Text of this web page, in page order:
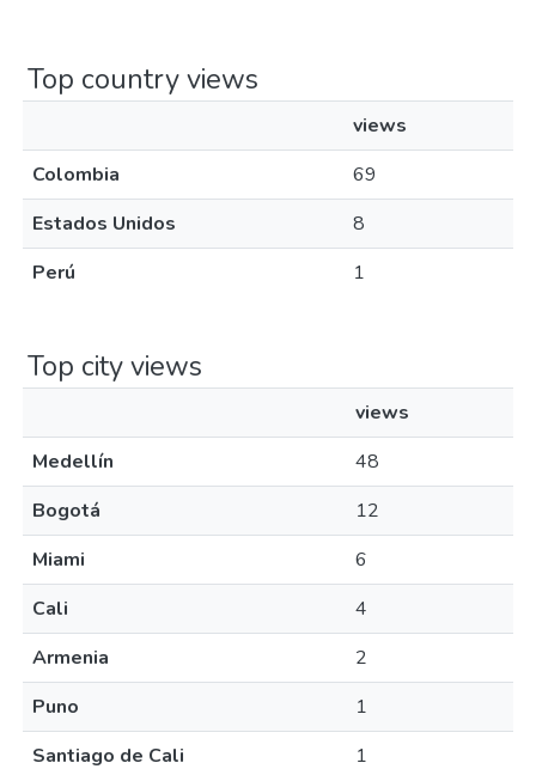
Top country views
views
Colombia
69
Estados Unidos
8
Perú
1
Top city views
views
Medellín
48
Bogotá
12
Miami
6
Cali
4
Armenia
2
Puno
1
Santiago de Cali
1